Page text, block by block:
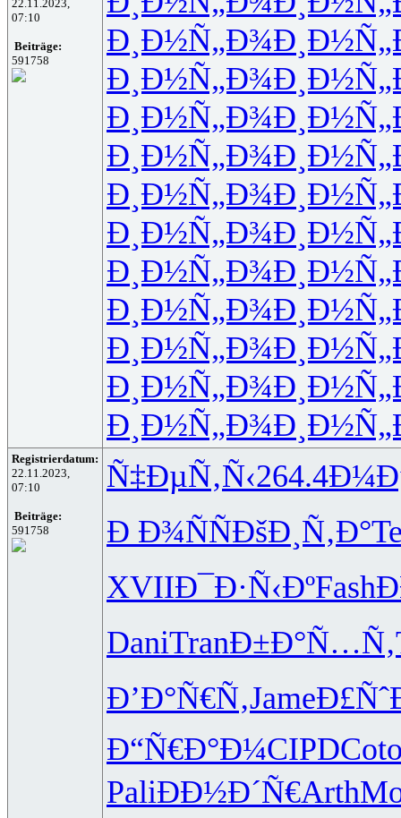
22.11.2023,
07:10
Beiträge:
591758
Ð¸Ð½Ñ„Ð¾
Ð¸Ð½Ñ„Ð¾
Ð¸Ð½Ñ„Ð¾
Ð¸Ð½Ñ„Ð¾
Ð¸Ð½Ñ„Ð¾
Ð¸Ð½Ñ„Ð¾
Ð¸Ð½Ñ„Ð¾
Ð¸Ð½Ñ„Ð¾
Ð¸Ð½Ñ„Ð¾
Ð¸Ð½Ñ„Ð¾
Ð¸Ð½Ñ„Ð¾
Registrierdatum:
22.11.2023,
07:10
Beiträge:
591758
Ñ‡ÐµÑ‚Ñ‹264.4
Ð Ð¾ÑÑÐšÐ¸Ñ‚Ð°
XVIIÐ¯Ð·Ñ‹ÐºFash
DaniTranÐ±Ð°Ñ…Ñ‚
Ð’Ð°Ñ€Ñ‚Jame
Ð“Ñ€Ð°Ð¼CIPD
PaliÐÐ½Ð´Ñ€Arth